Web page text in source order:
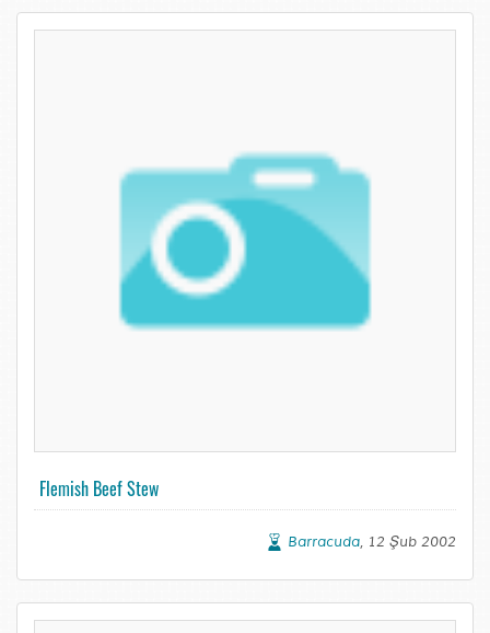
Flemish Beef Stew
Barracuda, 12 Şub 2002